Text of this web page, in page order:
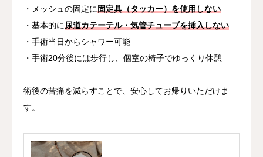
・メッシュの固定に固定具（タッカー）を使用しない
・基本的に尿道カテーテル・気管チューブを挿入しない
・手術当日からシャワー可能
・手術20分後には歩行し、個室の椅子でゆっくり休憩
術後の苦痛を減らすことで、安心してお帰りいただけま
す。